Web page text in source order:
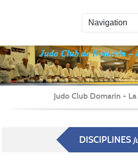
Judo Club Domarin -
DISCIPLINES